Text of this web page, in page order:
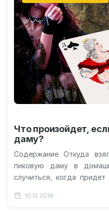
Что произойдет,
даму?
Содержание Откуда
пиковую даму в
случиться, когда
10.12.2016